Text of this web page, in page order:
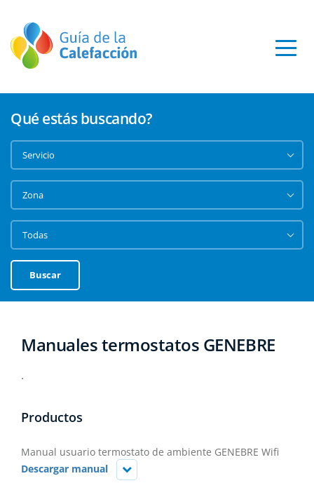
Qué estás buscando?
Buscar
Manuales termostatos GENEBRE
.
Productos
Manual usuario termostato de ambiente GENEBRE Wifi
Descargar manual